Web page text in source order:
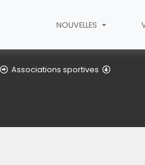
NOUVELLES
Associations sportives